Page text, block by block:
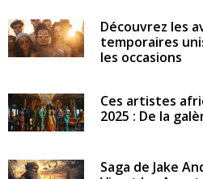
Découvrez les
temporaires
les occasions
Ces artistes
2025 : De la
Saga de Jake